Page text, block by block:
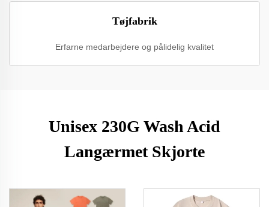
Tøjfabrik
Erfarne medarbejdere og pålidelig kvalitet
Unisex 230G Wash Acid
Langærmet Skjorte